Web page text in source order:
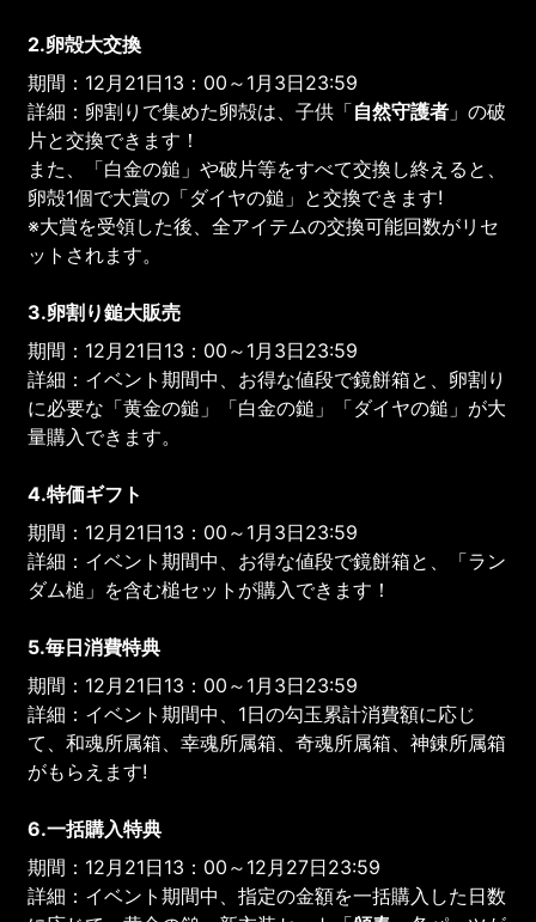
2.卵殻大交換
期間：12月21日13：00～1月3日23:59
詳細：卵割りで集めた卵殻は、子供「自然守護者 」の破
片と交換できます！
また、「白金の鎚」や破片等をすべて交換し終えると、
卵殻1個で大賞の「ダイヤの鎚」と交換できます!
※大賞を受領した後、全アイテムの交換可能回数がリセ
ットされます。
3.卵割り鎚大販売
期間：12月21日13：00～1月3日23:59
詳細：イベント期間中、お得な値段で鏡餅箱と、卵割り
に必要な「黄金の鎚」「白金の鎚」「ダイヤの鎚」が大
量購入できます。
4.特価ギフト
期間：12月21日13：00～1月3日23:59
詳細：イベント期間中、お得な値段で鏡餅箱と、「ラン
ダム槌」を含む槌セットが購入できます！
5.毎日消費特典
期間：12月21日13：00～1月3日23:59
詳細：イベント期間中、1日の勾玉累計消費額に応じ
て、和魂所属箱、幸魂所属箱、奇魂所属箱、神錬所属箱
がもらえます!
6.一括購入特典
期間：12月21日13：00～12月27日23:59
詳細：イベント期間中、指定の金額を一括購入した日数